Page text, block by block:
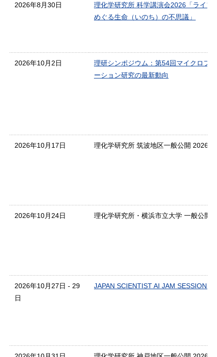
2026年8月30日
理化学研究所 科学講演会2026「ライフ
めぐる生命（いのち）の不思議」
2026年10月2日
理研シンポジウム：第54回マイクロフ
ーション研究の最新動向
2026年10月17日 理化学研究所 筑波地区一般公開 2026
2026年10月24日 理化学研究所・横浜市立大学 一般公開
2026年10月27日 - 29
日
JAPAN SCIENTIST AI JAM SESSION